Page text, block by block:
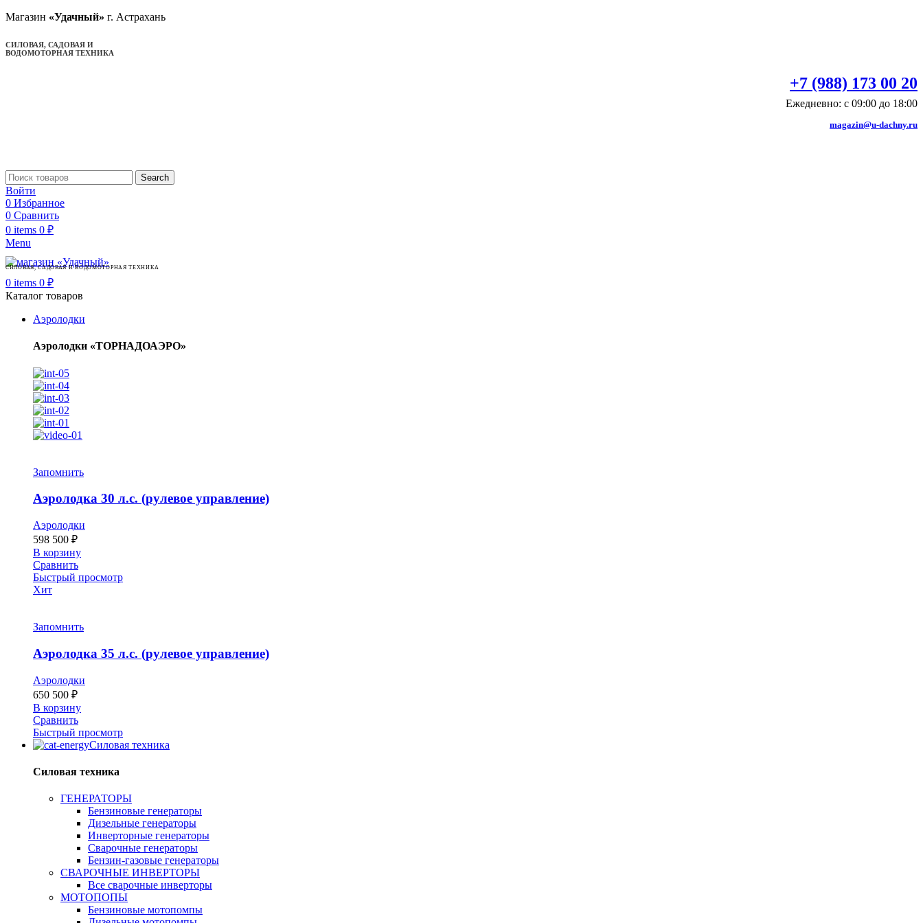
Магазин «Удачный» г. Астрахань
СИЛОВАЯ, САДОВАЯ И
ВОДОМОТОРНАЯ ТЕХНИКА
+7 (988) 173 00 20
Ежедневно: с 09:00 до 18:00
magazin@u-dachny.ru
Search
Войти
0 Избранное
0 Сравнить
0 items 0 ₽
Menu
СИЛОВАЯ, САДОВАЯ И ВОДОМОТОРНАЯ ТЕХНИКА
0 items 0 ₽
Каталог товаров
Аэролодки
Аэролодки «ТОРНАДОАЭРО»
Запомнить
Аэролодка 30 л.с. (рулевое управление)
Аэролодки
598 500 ₽
В корзину
Сравнить
Быстрый просмотр
Хит
Запомнить
Аэролодка 35 л.с. (рулевое управление)
Аэролодки
650 500 ₽
В корзину
Сравнить
Быстрый просмотр
Силовая техника
Силовая техника
ГЕНЕРАТОРЫ
Бензиновые генераторы
Дизельные генераторы
Инверторные генераторы
Сварочные генераторы
Бензин-газовые генераторы
СВАРОЧНЫЕ ИНВЕРТОРЫ
Все сварочные инверторы
МОТОПОПЫ
Бензиновые мотопомпы